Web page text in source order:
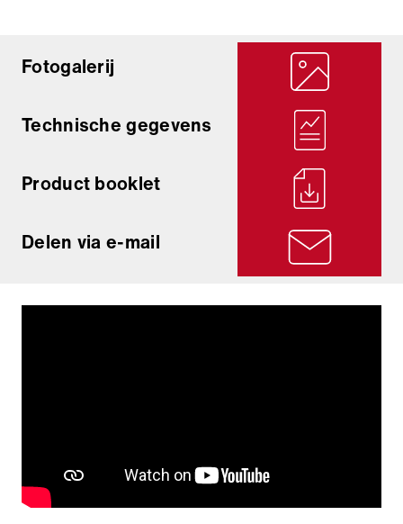
Fotogalerij
Technische gegevens
Product booklet
Delen via e-mail